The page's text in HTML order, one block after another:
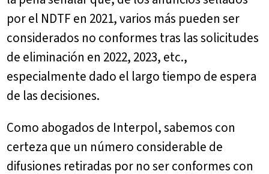
por el NDTF en 2021, varios más pueden ser
considerados no conformes tras las solicitudes
de eliminación en 2022, 2023, etc.,
especialmente dado el largo tiempo de espera
de las decisiones.
Como abogados de Interpol, sabemos con
certeza que un número considerable de
difusiones retiradas por no ser conformes con